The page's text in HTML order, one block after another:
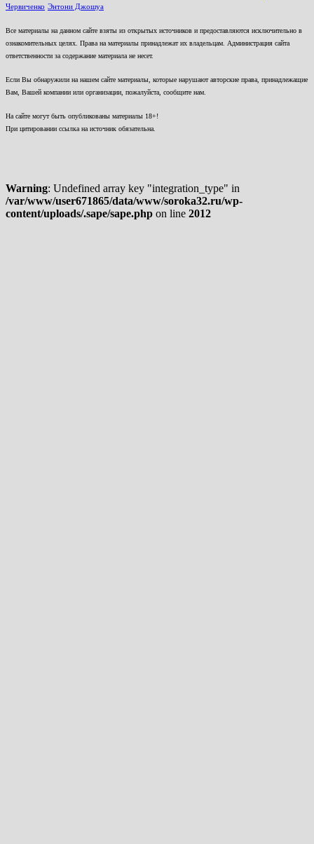
Червиченко Энтони Джошуа
Все материалы на данном сайте взяты из открытых источников и предоставляются исключительно в
ознакомительных целях. Права на материалы принадлежат их владельцам. Администрация сайта
ответственности за содержание материала не несет.
Если Вы обнаружили на нашем сайте материалы, которые нарушают авторские права, принадлежащие
Вам, Вашей компании или организации, пожалуйста, сообщите нам.
На сайте могут быть опубликованы материалы 18+!
При цитировании ссылка на источник обязательна.
Warning: Undefined array key "integration_type" in
/var/www/user671865/data/www/soroka32.ru/wp-
content/uploads/.sape/sape.php on line 2012